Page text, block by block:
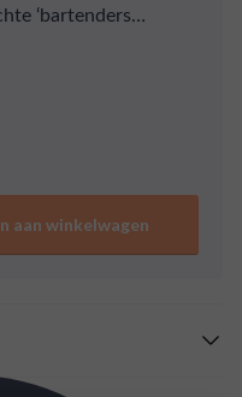
‘bartenders
100% Blue Weber
zorgt voor een
aan winkelwagen